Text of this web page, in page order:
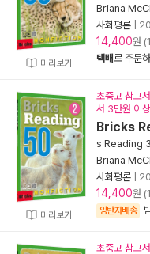
미리보기
Briana
사회평론
14,400원
택배로 주문
미리보기
초중고 참고
서 3만원 이
Bricks
s Reading
Briana
사회평론
14,400원
양탄자배송
초중고 참고